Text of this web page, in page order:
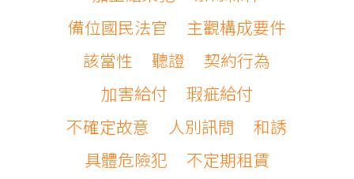
備位國民法官
主觀構成要件
該當性
聽證
契約行為
加害給付
瑕疵給付
不確定故意
人別訊問
和誘
具體危險犯
不定期租賃